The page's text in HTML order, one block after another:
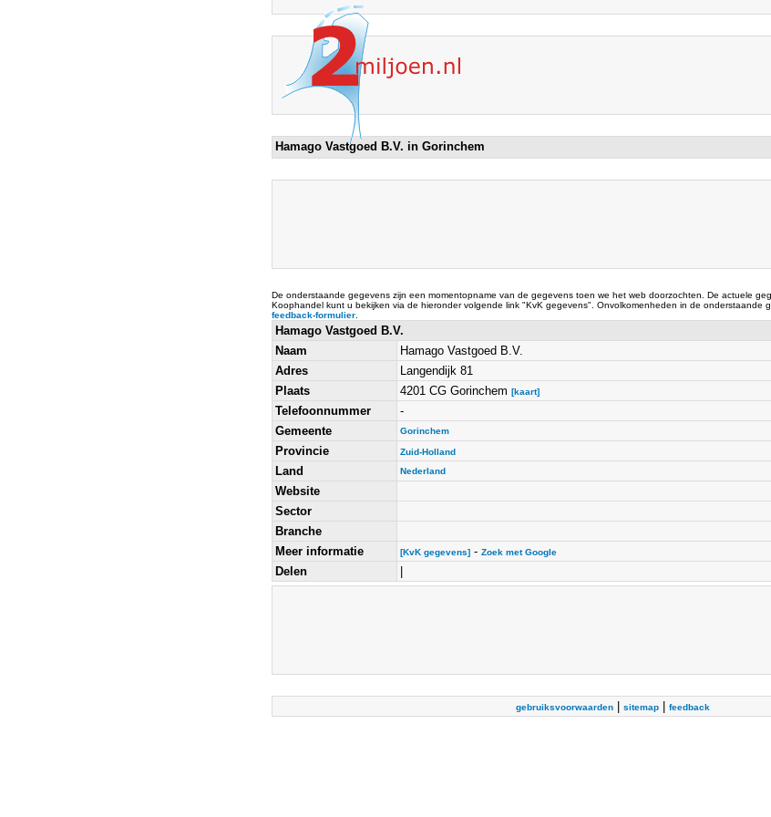
Hamago Vastgoed B.V. in Gorinchem
De onderstaande gegevens zijn een momentopname van de gegevens toen we het web doorzochten. De actuele
Koophandel kunt u bekijken via de hieronder volgende link "KvK gegevens". Onvolkomenheden in de onderstaande
feedback-formulier.
Hamago Vastgoed B.V.
Naam
Hamago Vastgoed B.V.
Adres
Langendijk 81
Plaats
4201 CG Gorinchem [kaart]
Telefoonnummer
-
Gemeente
Gorinchem
Provincie Zuid-Holland
Land Nederland
Website
Sector
Branche
Meer informatie
[KvK gegevens]- Zoek met Google
Delen
gebruiksvoorwaarden| sitemap| feedback